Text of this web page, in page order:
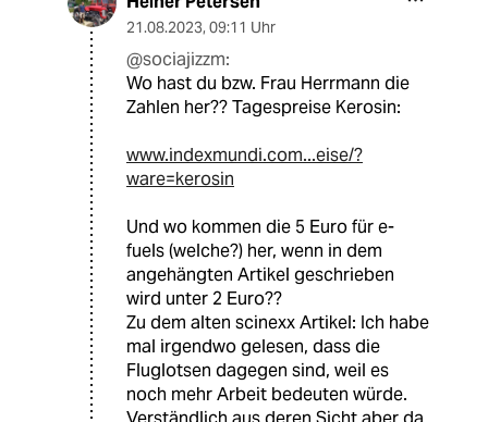
21.08.2023, 09:11 Uhr
@sociajizzm:
Wo hast du bzw. Frau Herrmann die
Zahlen her?? Tagespreise Kerosin:
www.indexmundi.com...eise/?
ware=kerosin
Und wo kommen die 5 Euro für e-
fuels (welche?) her, wenn in dem
angehängten Artikel geschrieben
wird unter 2 Euro??
Zu dem alten scinexx Artikel: Ich habe
mal irgendwo gelesen, dass die
Fluglotsen dagegen sind, weil es
noch mehr Arbeit bedeuten würde.